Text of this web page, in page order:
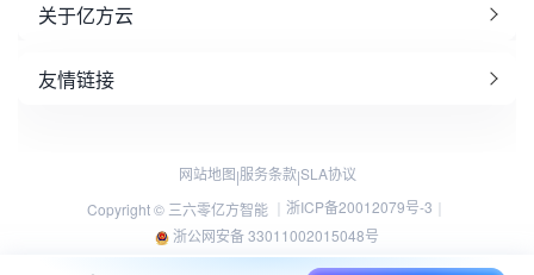
关于亿方云
友情链接
网站地图|服务条款|SLA协议
Copyright © 三六零亿方智能 ｜ 浙ICP备20012079号-3 ｜
浙公网安备 33011002015048号